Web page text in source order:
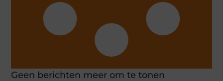
Geen berichten meer om te tonen